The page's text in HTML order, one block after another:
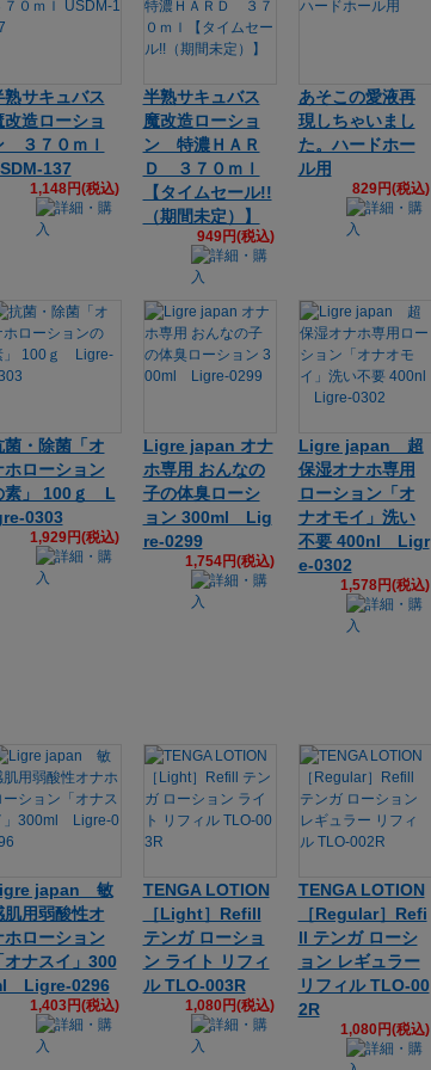
熟サキュバス
改造ローショ
３７０ｍｌ
137
1,148円(税込)
半熟サキュバス
魔改造ローショ
ン 特濃ＨＡＲ
Ｄ ３７０ｍｌ
【タイムセール!!
（期間未定）】
949円(税込)
あそこの愛液再
現しちゃいまし
た。ハードホー
ル用
829円(税込)
菌・除菌「オ
ホローション
素」 100ｇ L
0303
1,929円(税込)
Ligre japan オナ
ホ専用 おんなの
子の体臭ローシ
ョン 300ml Lig
re-0299
1,754円(税込)
Ligre japan 超
保湿オナホ専用
ローション「オ
ナオモイ」洗い
不要 400nl Ligr
e-0302
1,578円(税込)
japan 敏
肌用弱酸性オ
ホローション
オナスイ」300
Ligre-0296
1,403円(税込)
TENGA LOTION
［Light］Refill
テンガ ローショ
ン ライト リフィ
ル TLO-003R
1,080円(税込)
TENGA LOTION
［Regular］Refi
ll テンガ ローシ
ョン レギュラー
リフィル TLO-00
2R
1,080円(税込)